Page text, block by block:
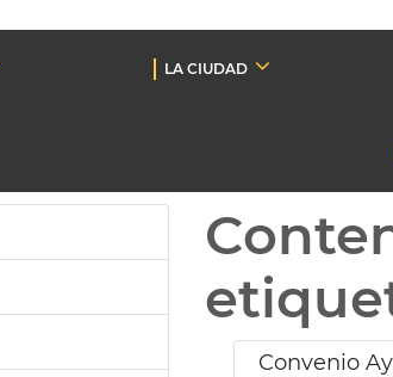
LA CIUDAD
Convenio